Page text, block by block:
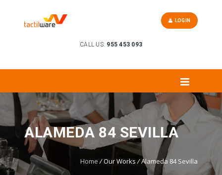
CALL US: 955 453 093
LOGIN
ALAMEDA 84 SEVILLA
Home /Our Works/Alameda 84 Sevilla